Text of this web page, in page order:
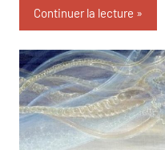
Continuer la lecture